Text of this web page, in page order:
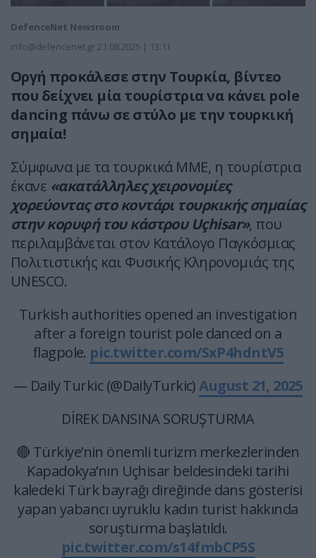
DefenceNet Newsroom
info@defencenet.gr 21.08.2025 | 13:11
Οργή προκάλεσε στην Τουρκία, βίντεο
που δείχνει μία τουρίστρια να κάνει pole
dancing πάνω σε στύλο με την τουρκική
σημαία!
Σύμφωνα με τα τουρκικά ΜΜΕ, η τουρίστρια
έκανε «ακατάλληλες χειρονομίες
χορεύοντας στο κοντάρι τουρκικής σημαίας
στην κορυφή του κάστρου Uçhisar», που
περιλαμβάνεται στον Κατάλογο Παγκόσμιας
Πολιτιστικής και Φυσικής Κληρονομιάς της
UNESCO.
Turkish authorities opened an investigation
after a foreign tourist pole danced on a
flagpole. pic.twitter.com/SxP4hdntV5
— Daily Turkic (@DailyTurkic)August 21, 2025
DİREK DANSINA SORUŞTURMA
🔴 Türkiye’nin önemli turizm merkezlerinden
Kapadokya’nın Uçhisar beldesindeki tarihi
kaledeki Türk bayrağı direğinde dans gösterisi
yapan yabancı uyruklu kadın turist hakkında
soruşturma başlatıldı.
pic.twitter.com/s14fmbCP5S